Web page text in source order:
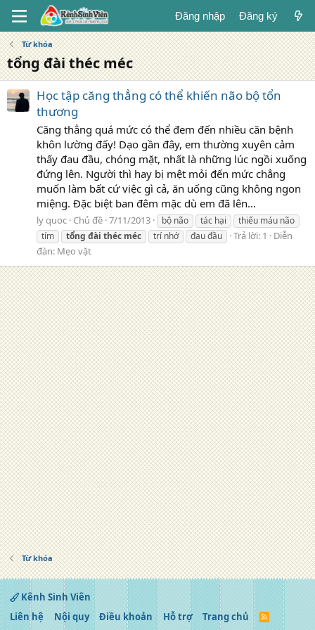
Đăng nhập Đăng ký
Từ khóa
tổng đài théc méc
Học tập căng thẳng có thể khiến não bộ tổn
thương
Căng thẳng quá mức có thể đem đến nhiều căn bệnh
khôn lường đấy! Dạo gần đây, em thường xuyên cảm
thấy đau đầu, chóng mặt, nhất là những lúc ngồi xuống
đứng lên. Người thì hay bị mệt mỏi đến mức chẳng
muốn làm bất cứ việc gì cả, ăn uống cũng không ngon
miệng. Đặc biệt ban đêm mặc dù em đã lên...
ly quoc Chủ đề 7/11/2013 bộ não tác hại
thiếu máu não
tím
tổng đài théc méc trí nhớ đau đầu Trả lời: 1
Diễn
đàn: Mẹo vặt
Từ khóa
Kênh Sinh Viên
Liên hệ
Nội quy Điều khoản Hỗ trợ Trang chủ
R